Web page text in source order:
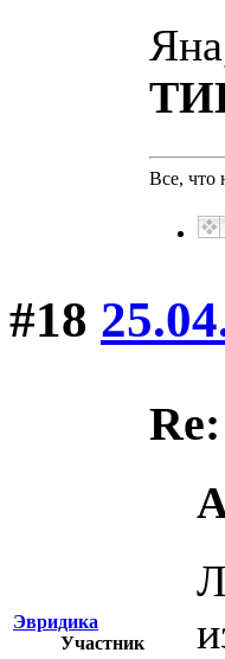
Все, что
#18
Эвридика
Участник